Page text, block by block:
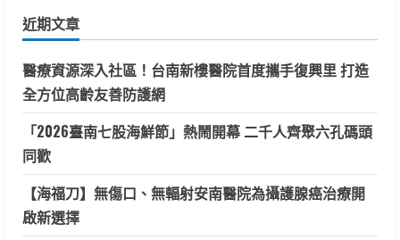
字:
近期文章
醫療資源深入社區！台南新樓醫院首度攜手復興里 打造
全方位高齡友善防護網
「2026臺南七股海鮮節」熱鬧開幕 二千人齊聚六孔碼頭
同歡
【海福刀】無傷口、無輻射安南醫院為攝護腺癌治療開
啟新選擇